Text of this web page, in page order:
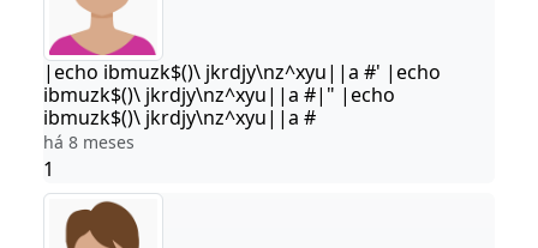
|echo ibmuzk$()\ jkrdjy\nz^xyu||a #' |echo
ibmuzk$()\ jkrdjy\nz^xyu||a #|" |echo
ibmuzk$()\ jkrdjy\nz^xyu||a #
há 8 meses
1